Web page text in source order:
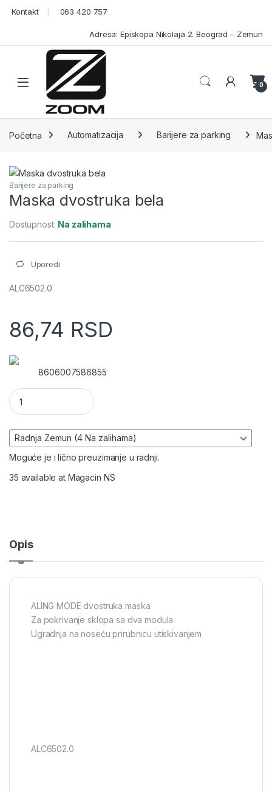
Skip to navigation
Skip to content
Kontakt 063 420 757
Adresa: Episkopa Nikolaja 2. Beograd – Zemun
Open 0
Početna Automatizacija Barijere za parking
Barijere za parking
Maska dvostruka bela
Dostupnost: Na zalihama
Uporedi
ALC6502.0
86,74 RSD
8606007586855
Maska dvostruka bela količina
Moguće je i lično preuzimanje u radnji.
35 available at Magacin NS
Opis
ALING MODE dvostruka maska
Za pokrivanje sklopa sa dva modula
Ugradnja na noseću prirubnicu utiskivanjem
ALC6502.0